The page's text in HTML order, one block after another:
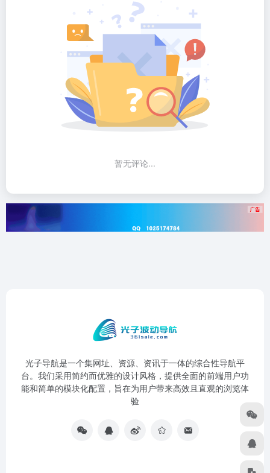
暂无评论...
光子导航是一个集网址、资源、资讯于一体的综合性导航平
台。我们采用简约而优雅的设计风格，提供全面的前端用户功
能和简单的模块化配置，旨在为用户带来高效且直观的浏览体
验